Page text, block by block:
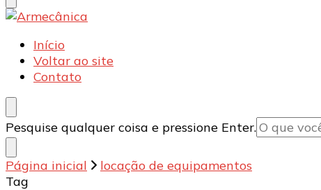
Armecânica
Blog
Início
Voltar ao site
Contato
Procurando
algo?
Pesquise qualquer coisa e pressione Enter.
Página inicial
locação de equipamentos
Tag